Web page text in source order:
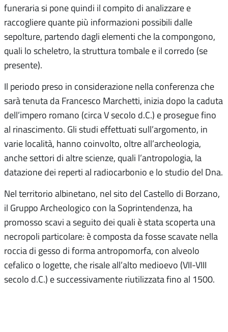
funeraria si pone quindi il compito di analizzare e
raccogliere quante più informazioni possibili dalle
sepolture, partendo dagli elementi che la compongono,
quali lo scheletro, la struttura tombale e il corredo (se
presente).
Il periodo preso in considerazione nella conferenza che
sarà tenuta da Francesco Marchetti, inizia dopo la caduta
dell’impero romano (circa V secolo d.C.) e prosegue fino
al rinascimento. Gli studi effettuati sull’argomento, in
varie località, hanno coinvolto, oltre all’archeologia,
anche settori di altre scienze, quali l’antropologia, la
datazione dei reperti al radiocarbonio e lo studio del Dna.
Nel territorio albinetano, nel sito del Castello di Borzano,
il Gruppo Archeologico con la Soprintendenza, ha
promosso scavi a seguito dei quali è stata scoperta una
necropoli particolare: è composta da fosse scavate nella
roccia di gesso di forma antropomorfa, con alveolo
cefalico o logette, che risale all’alto medioevo (VII-VIII
secolo d.C.) e successivamente riutilizzata fino al 1500.